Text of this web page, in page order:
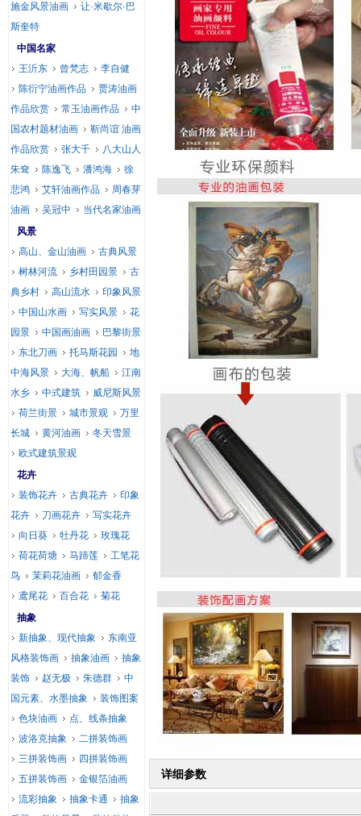
详细参数
施金风景油画
让·米歇尔·巴
斯奎特
中国名家
王沂东
曾梵志
李自健
陈衍宁油画作品
贾涛油画
作品欣赏
常玉油画作品
中
国农村题材油画
靳尚谊 油画
作品欣赏
张大千
八大山人
朱耷
陈逸飞 潘鸿海
徐
悲鸿
艾轩油画作品
周春芽
油画
吴冠中
当代名家油画
风景
高山、金山油画
古典风景
树林河流
乡村田园景
古
典乡村
高山流水
印象风景
中国山水画
写实风景
花
园景
中国画油画
巴黎街景
东北刀画
托马斯花园
地
中海风景
大海、帆船
江南
水乡
中式建筑
威尼斯风景
荷兰街景
城市景观
万里
长城
黄河油画
冬天雪景
欧式建筑景观
花卉
装饰花卉
古典花卉
印象
花卉
刀画花卉
写实花卉
向日葵
牡丹花
玫瑰花
荷花荷塘
马蹄莲
工笔花
鸟
茉莉花油画
郁金香
鸢尾花
百合花
菊花
抽象
新抽象、现代抽象
东南亚
风格装饰画
抽象油画
抽象
装饰
赵无极 朱德群
中
国元素、水墨抽象
装饰图案
色块油画
点、线条抽象
波洛克抽象
二拼装饰画
三拼装饰画
四拼装饰画
五拼装饰画
金银箔油画
流彩抽象
抽象卡通
抽象